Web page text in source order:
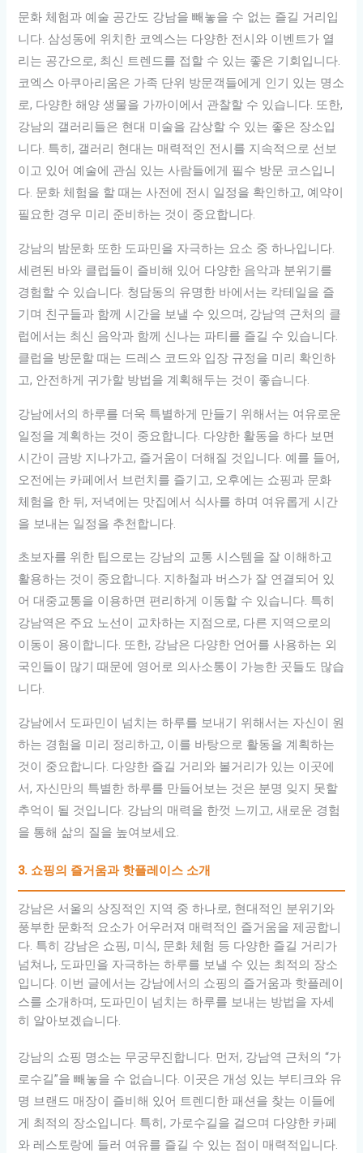
문화 체험과 예술 공간도 강남을 빼놓을 수 없는 즐길 거리입
니다. 삼성동에 위치한 코엑스는 다양한 전시와 이벤트가 열
리는 공간으로, 최신 트렌드를 접할 수 있는 좋은 기회입니다.
코엑스 아쿠아리움은 가족 단위 방문객들에게 인기 있는 명소
로, 다양한 해양 생물을 가까이에서 관찰할 수 있습니다. 또한,
강남의 갤러리들은 현대 미술을 감상할 수 있는 좋은 장소입
니다. 특히, 갤러리 현대는 매력적인 전시를 지속적으로 선보
이고 있어 예술에 관심 있는 사람들에게 필수 방문 코스입니
다. 문화 체험을 할 때는 사전에 전시 일정을 확인하고, 예약이
필요한 경우 미리 준비하는 것이 중요합니다.
강남의 밤문화 또한 도파민을 자극하는 요소 중 하나입니다.
세련된 바와 클럽들이 즐비해 있어 다양한 음악과 분위기를
경험할 수 있습니다. 청담동의 유명한 바에서는 칵테일을 즐
기며 친구들과 함께 시간을 보낼 수 있으며, 강남역 근처의 클
럽에서는 최신 음악과 함께 신나는 파티를 즐길 수 있습니다.
클럽을 방문할 때는 드레스 코드와 입장 규정을 미리 확인하
고, 안전하게 귀가할 방법을 계획해두는 것이 좋습니다.
강남에서의 하루를 더욱 특별하게 만들기 위해서는 여유로운
일정을 계획하는 것이 중요합니다. 다양한 활동을 하다 보면
시간이 금방 지나가고, 즐거움이 더해질 것입니다. 예를 들어,
오전에는 카페에서 브런치를 즐기고, 오후에는 쇼핑과 문화
체험을 한 뒤, 저녁에는 맛집에서 식사를 하며 여유롭게 시간
을 보내는 일정을 추천합니다.
초보자를 위한 팁으로는 강남의 교통 시스템을 잘 이해하고
활용하는 것이 중요합니다. 지하철과 버스가 잘 연결되어 있
어 대중교통을 이용하면 편리하게 이동할 수 있습니다. 특히
강남역은 주요 노선이 교차하는 지점으로, 다른 지역으로의
이동이 용이합니다. 또한, 강남은 다양한 언어를 사용하는 외
국인들이 많기 때문에 영어로 의사소통이 가능한 곳들도 많습
니다.
강남에서 도파민이 넘치는 하루를 보내기 위해서는 자신이 원
하는 경험을 미리 정리하고, 이를 바탕으로 활동을 계획하는
것이 중요합니다. 다양한 즐길 거리와 볼거리가 있는 이곳에
서, 자신만의 특별한 하루를 만들어보는 것은 분명 잊지 못할
추억이 될 것입니다. 강남의 매력을 한껏 느끼고, 새로운 경험
을 통해 삶의 질을 높여보세요.
3. 쇼핑의 즐거움과 핫플레이스 소개
강남은 서울의 상징적인 지역 중 하나로, 현대적인 분위기와
풍부한 문화적 요소가 어우러져 매력적인 즐거움을 제공합니
다. 특히 강남은 쇼핑, 미식, 문화 체험 등 다양한 즐길 거리가
넘쳐나, 도파민을 자극하는 하루를 보낼 수 있는 최적의 장소
입니다. 이번 글에서는 강남에서의 쇼핑의 즐거움과 핫플레이
스를 소개하며, 도파민이 넘치는 하루를 보내는 방법을 자세
히 알아보겠습니다.
강남의 쇼핑 명소는 무궁무진합니다. 먼저, 강남역 근처의 “가
로수길”을 빼놓을 수 없습니다. 이곳은 개성 있는 부티크와 유
명 브랜드 매장이 즐비해 있어 트렌디한 패션을 찾는 이들에
게 최적의 장소입니다. 특히, 가로수길을 걸으며 다양한 카페
와 레스토랑에 들러 여유를 즐길 수 있는 점이 매력적입니다.